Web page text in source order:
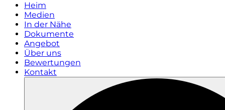
Heim
Medien
In der Nähe
Dokumente
Angebot
Über uns
Bewertungen
Kontakt